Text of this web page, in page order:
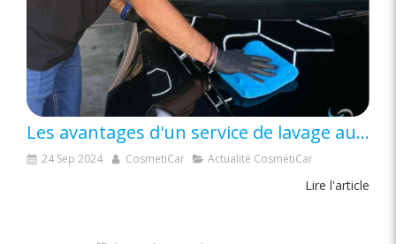
Les avantages d'un service de lavage auto à domicile
24 Sep 2024 CosmetiCar Actualité CosmétiCar
Lire l'article